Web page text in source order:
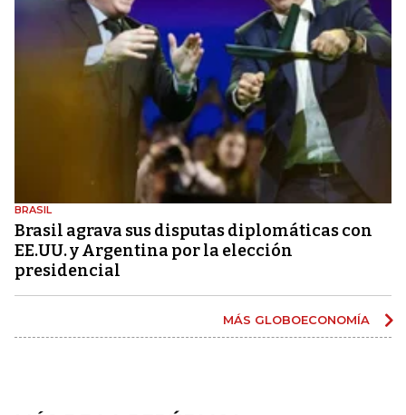
BRASIL
Brasil agrava sus disputas diplomáticas con
EE.UU. y Argentina por la elección
presidencial
MÁS GLOBOECONOMÍA